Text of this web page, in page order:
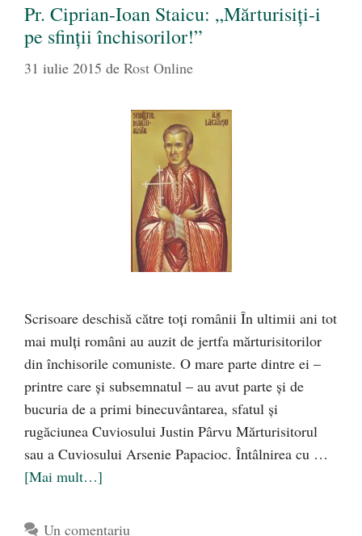
Pr. Ciprian-Ioan Staicu: „Mărturisiţi-i
pe sfinţii închisorilor!”
31 iulie 2015 de Rost Online
Scrisoare deschisă către toţi românii În ultimii ani tot
mai mulți români au auzit de jertfa mărturisitorilor
din închisorile comuniste. O mare parte dintre ei –
printre care și subsemnatul – au avut parte și de
bucuria de a primi binecuvântarea, sfatul și
rugăciunea Cuviosului Justin Pârvu Mărturisitorul
sau a Cuviosului Arsenie Papacioc. Întâlnirea cu …
[Mai mult…]
Un comentariu